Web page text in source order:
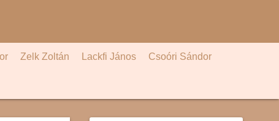
Zelk Zoltán Lackfi János Csoóri Sándor